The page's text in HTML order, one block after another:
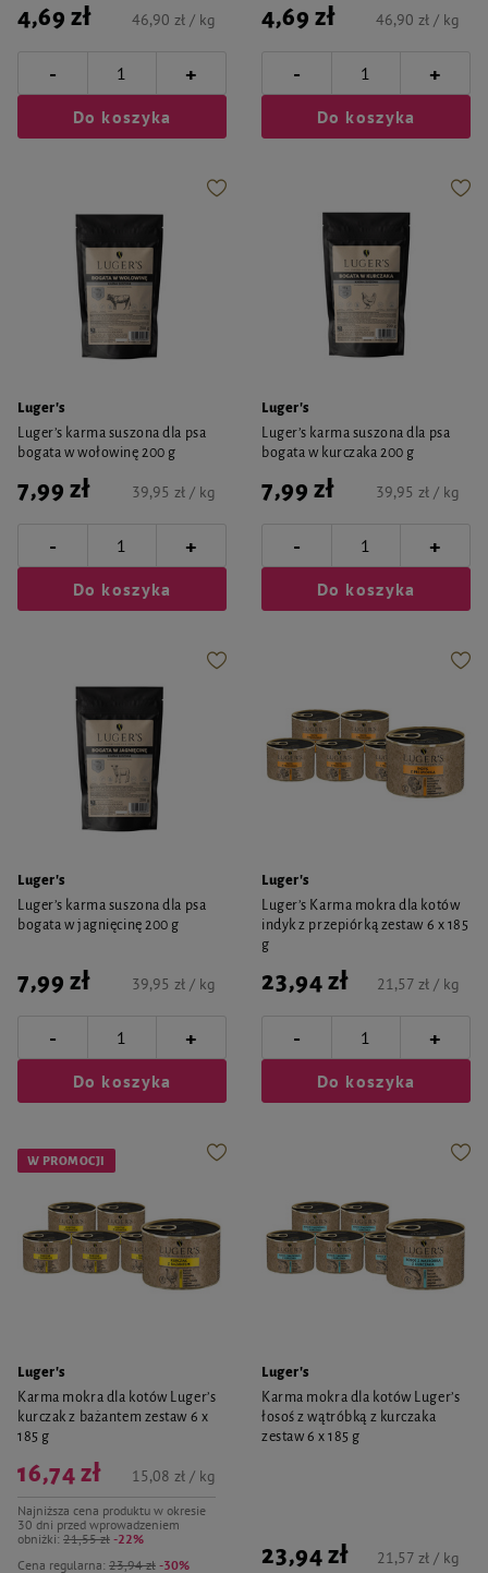
4,69 zł 46,90 zł / kg
- +
Do koszyka
4,69 zł 46,90 zł / kg
- +
Do koszyka
Luger's
Luger’s karma suszona dla psa
bogata w wołowinę 200 g
7,99 zł 39,95 zł / kg
- +
Do koszyka
Luger's
Luger’s karma suszona dla psa
bogata w kurczaka 200 g
7,99 zł 39,95 zł / kg
- +
Do koszyka
Luger's
Luger’s karma suszona dla psa
bogata w jagnięcinę 200 g
7,99 zł 39,95 zł / kg
- +
Do koszyka
Luger's
Luger’s Karma mokra dla kotów
indyk z przepiórką zestaw 6 x 185
g
23,94 zł 21,57 zł / kg
- +
Do koszyka
W PROMOCJI
Luger's
Karma mokra dla kotów Luger’s
kurczak z bażantem zestaw 6 x
185 g
Cena regularna: 23,94 zł -30%
16,74 zł
Najniższa cena produktu w okresie
30 dni przed wprowadzeniem
obniżki: 21,55 zł -22%
15,08 zł / kg
Luger's
Karma mokra dla kotów Luger’s
łosoś z wątróbką z kurczaka
zestaw 6 x 185 g
23,94 zł 21,57 zł / kg